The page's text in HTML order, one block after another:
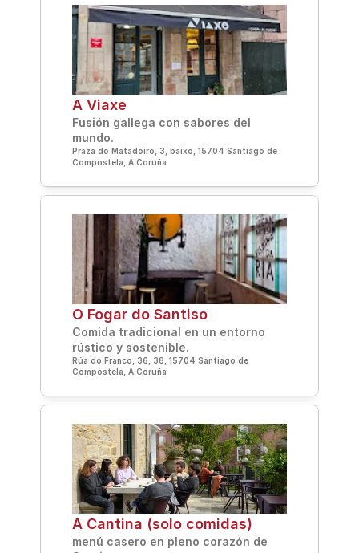
A Viaxe
Fusión gallega con sabores del
mundo.
Praza do Matadoiro, 3, baixo, 15704 Santiago de
Compostela, A Coruña
O Fogar do Santiso
Comida tradicional en un entorno
rústico y sostenible.
Rúa do Franco, 36, 38, 15704 Santiago de
Compostela, A Coruña
A Cantina (solo comidas)
menú casero en pleno corazón de